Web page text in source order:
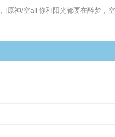
[原神/空all]你和阳光都要在醉梦